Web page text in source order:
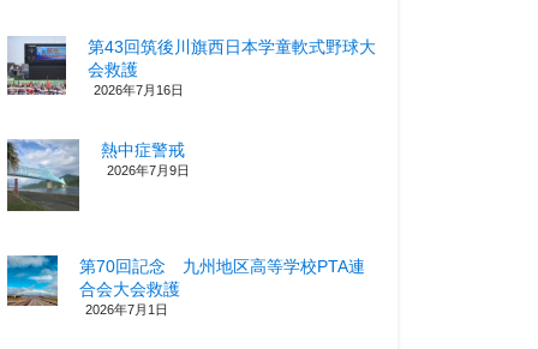
第43回筑後川旗西日本学童軟式野球大
会救護
2026年7月16日
熱中症警戒
2026年7月9日
第70回記念 九州地区高等学校PTA連
合会大会救護
2026年7月1日